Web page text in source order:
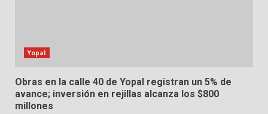
Yopal
Obras en la calle 40 de Yopal registran un 5% de
avance; inversión en rejillas alcanza los $800
millones